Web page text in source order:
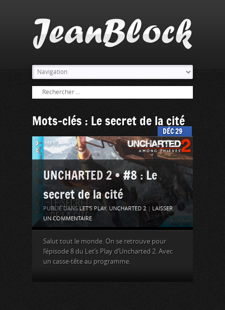
Mots-clés : Le secret de la cité
29
DÉC
UNCHARTED 2 • #8 : Le
secret de la cité
PUBLIÉ DANSLET'S PLAY, UNCHARTED 2
LAISSER
UN COMMENTAIRE
Salut tout le monde. On se retrouve pour
l’épisode 8 du Let’s Play d’Uncharted 2. Avec
un casse-tête au programme.